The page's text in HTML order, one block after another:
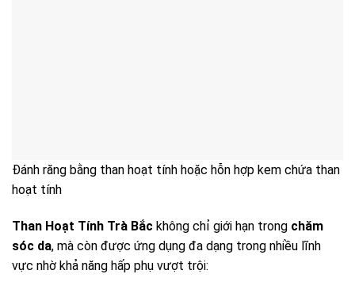
Đánh răng bằng than hoạt tính hoặc hỗn hợp kem chứa than
hoạt tính
Than Hoạt Tính Trà Bắc không chỉ giới hạn trong chăm
sóc da, mà còn được ứng dụng đa dạng trong nhiều lĩnh
vực nhờ khả năng hấp phụ vượt trội: